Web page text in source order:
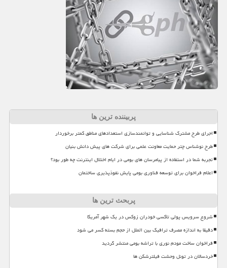
پربیننده ترین ها
اجرای طرح مشترک شناسایی و توانمندسازی استعدادهای مناطق کمتر برخوردار
طرح نوشناس چتر حمایت معاونت علمی برای شرکت های پیش دانش بنیان
تجربه شما در استفاده از پیامرسان های بومی در ایام اختلال اینترنت چه طور بود؟
اعلام فراخوان برای توسعه فناوری بومی پایش نفوذپذیری ساختمان
پربحث ترین ها
شروع سرویس پولی تاکسی خودران زوکس در یک شهر آمریکا
دقیقا به اندازه مصرف ترافیک بین الملل از حجم بسته کسر می شود
فراخوان ساخت مودم نوری با تراشه بومی منتشر گردید
خردسالان در تونل وحشت فیلترشکن ها